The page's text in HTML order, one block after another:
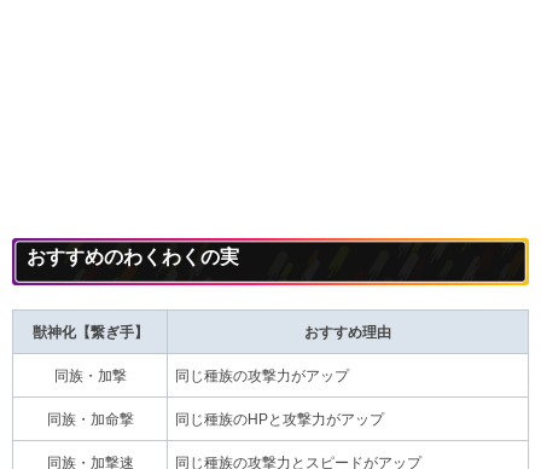
おすすめのわくわくの実
獣神化【繋ぎ手】 おすすめ理由
同族・加撃 同じ種族の攻撃力がアップ
同族・加命撃 同じ種族のHPと攻撃力がアップ
同族・加撃速 同じ種族の攻撃力とスピードがアップ